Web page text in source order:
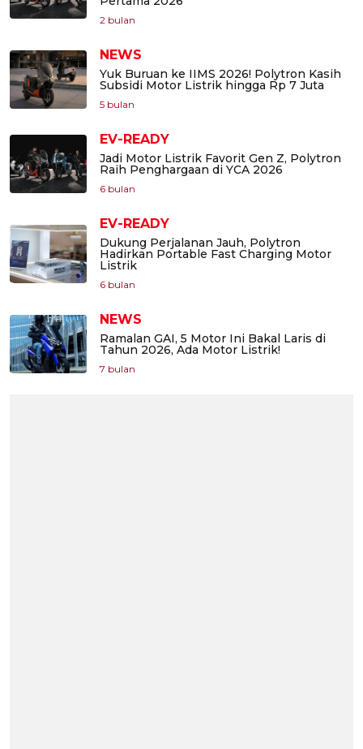
2 bulan
NEWS
Yuk Buruan ke IIMS 2026! Polytron Kasih
Subsidi Motor Listrik hingga Rp 7 Juta
5 bulan
EV-READY
Jadi Motor Listrik Favorit Gen Z, Polytron
Raih Penghargaan di YCA 2026
6 bulan
EV-READY
Dukung Perjalanan Jauh, Polytron
Hadirkan Portable Fast Charging Motor
Listrik
6 bulan
NEWS
Ramalan GAI, 5 Motor Ini Bakal Laris di
Tahun 2026, Ada Motor Listrik!
7 bulan